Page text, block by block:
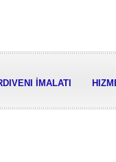
İMALATI